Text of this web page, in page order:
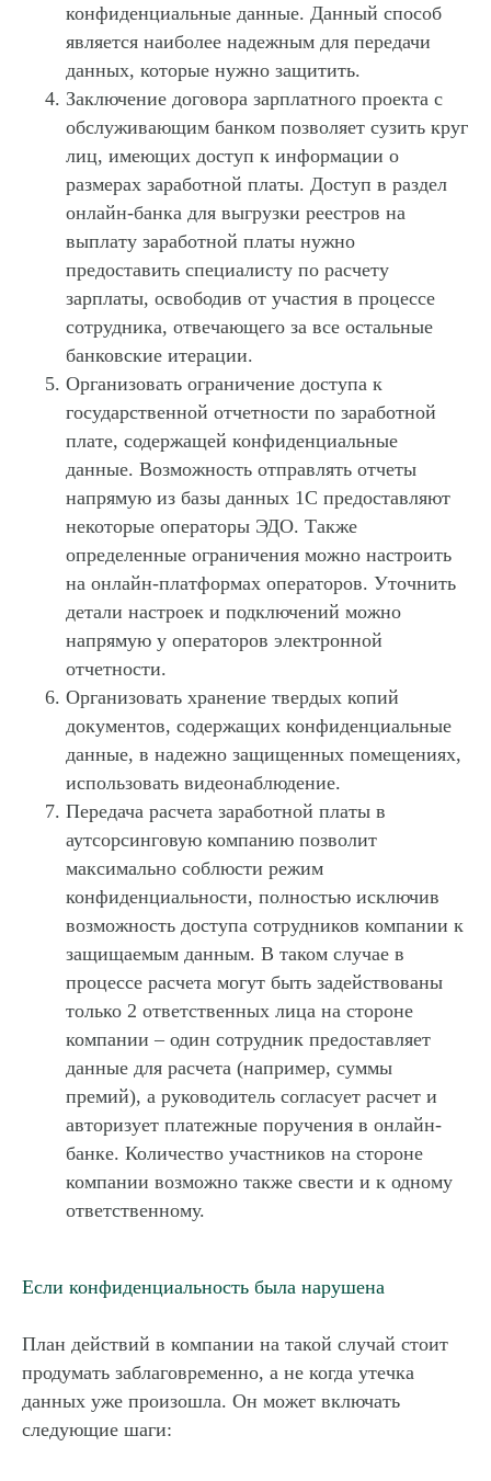
конфиденциальные данные. Данный способ
является наиболее надежным для передачи
данных, которые нужно защитить.
Заключение договора зарплатного проекта с
обслуживающим банком позволяет сузить круг
лиц, имеющих доступ к информации о
размерах заработной платы. Доступ в раздел
онлайн-банка для выгрузки реестров на
выплату заработной платы нужно
предоставить специалисту по расчету
зарплаты, освободив от участия в процессе
сотрудника, отвечающего за все остальные
банковские итерации.
Организовать ограничение доступа к
государственной отчетности по заработной
плате, содержащей конфиденциальные
данные. Возможность отправлять отчеты
напрямую из базы данных 1С предоставляют
некоторые операторы ЭДО. Также
определенные ограничения можно настроить
на онлайн-платформах операторов. Уточнить
детали настроек и подключений можно
напрямую у операторов электронной
отчетности.
Организовать хранение твердых копий
документов, содержащих конфиденциальные
данные, в надежно защищенных помещениях,
использовать видеонаблюдение.
Передача расчета заработной платы в
аутсорсинговую компанию позволит
максимально соблюсти режим
конфиденциальности, полностью исключив
возможность доступа сотрудников компании к
защищаемым данным. В таком случае в
процессе расчета могут быть задействованы
только 2 ответственных лица на стороне
компании – один сотрудник предоставляет
данные для расчета (например, суммы
премий), а руководитель согласует расчет и
авторизует платежные поручения в онлайн-
банке. Количество участников на стороне
компании возможно также свести и к одному
ответственному.
Если конфиденциальность была нарушена
План действий в компании на такой случай стоит
продумать заблаговременно, а не когда утечка
данных уже произошла. Он может включать
следующие шаги: